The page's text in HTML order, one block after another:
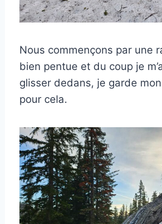
Nous commençons par une
bien pentue et du coup je
glisser dedans, je garde
pour cela.